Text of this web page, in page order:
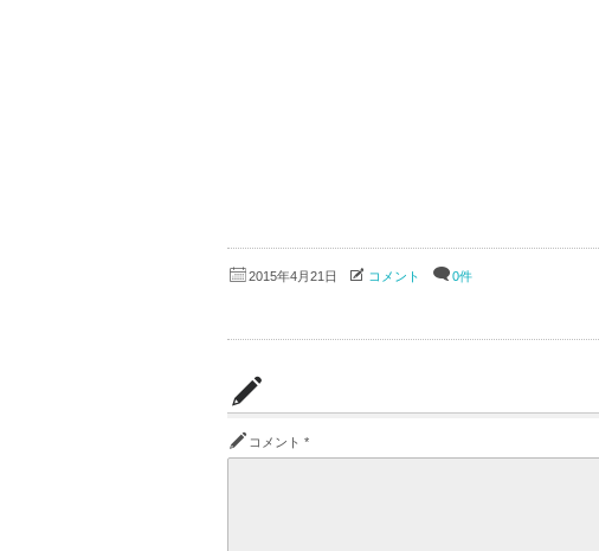
2015年4月21日 コメント 0件
コメント *